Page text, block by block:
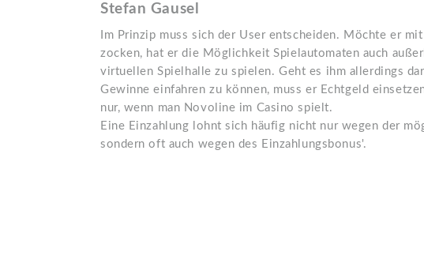
Stefan Gausel
Im Prinzip muss sich der User entscheiden. Möchte er mit
zocken, hat er die Möglichkeit Spielautomaten auch
virtuellen Spielhalle zu spielen. Geht es ihm allerdings
Gewinne einfahren zu können, muss er Echtgeld
nur, wenn man Novoline im Casino spielt.
Eine Einzahlung lohnt sich häufig nicht nur wegen der
sondern oft auch wegen des Einzahlungsbonus'.